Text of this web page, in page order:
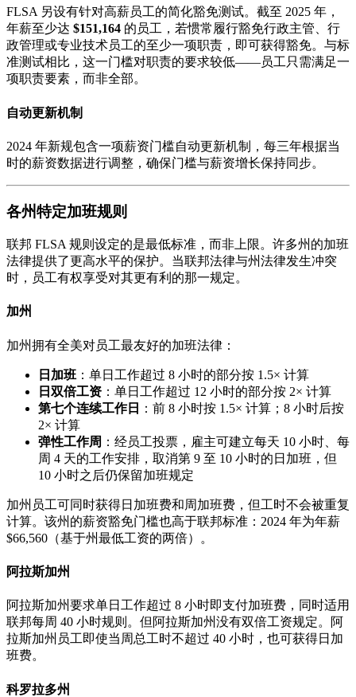
FLSA 另设有针对高薪员工的简化豁免测试。截至 2025 年，
年薪至少达 $151,164 的员工，若惯常履行豁免行政主管、行
政管理或专业技术员工的至少一项职责，即可获得豁免。与标
准测试相比，这一门槛对职责的要求较低——员工只需满足一
项职责要素，而非全部。
自动更新机制
2024 年新规包含一项薪资门槛自动更新机制，每三年根据当
时的薪资数据进行调整，确保门槛与薪资增长保持同步。
各州特定加班规则
联邦 FLSA 规则设定的是最低标准，而非上限。许多州的加班
法律提供了更高水平的保护。当联邦法律与州法律发生冲突
时，员工有权享受对其更有利的那一规定。
加州
加州拥有全美对员工最友好的加班法律：
日加班 ：单日工作超过 8 小时的部分按 1.5× 计算
日双倍工资 ：单日工作超过 12 小时的部分按 2× 计算
第七个连续工作日
：前 8 小时按 1.5× 计算；8 小时后按
2× 计算
弹性工作周 ：经员工投票，雇主可建立每天 10 小时、每
周 4 天的工作安排，取消第 9 至 10 小时的日加班，但
10 小时之后仍保留加班规定
加州员工可同时获得日加班费和周加班费，但工时不会被重复
计算。该州的薪资豁免门槛也高于联邦标准：2024 年为年薪
$66,560（基于州最低工资的两倍）。
阿拉斯加州
阿拉斯加州要求单日工作超过 8 小时即支付加班费，同时适用
联邦每周 40 小时规则。但阿拉斯加州没有双倍工资规定。阿
拉斯加州员工即使当周总工时不超过 40 小时，也可获得日加
班费。
科罗拉多州